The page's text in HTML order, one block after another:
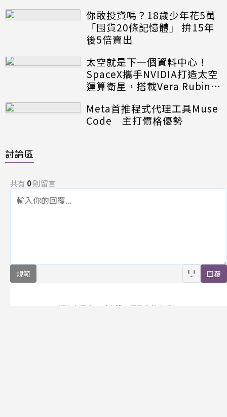
你敢投資嗎？18歲少年花5萬
「囤貨20條記憶體」 拚15年
後5倍賣出
太空就是下一個資料中心！
SpaceX攜手NVIDIA打造太空
運算衛星，搭載Vera Rubin運
Meta首推程式代理工具Muse
Code 主打價格優勢
討論區
共有 0則留言
規範 回覆
還沒有留言，成為第一個發言的人吧！